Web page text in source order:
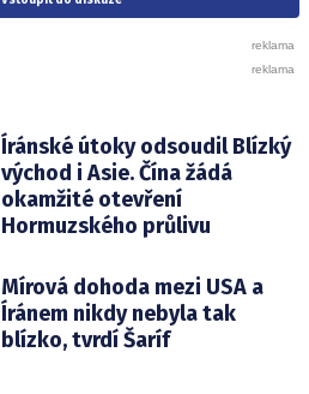
Íránské útoky odsoudil Blízký
východ i Asie. Čína žádá
okamžité otevření
Hormuzského průlivu
Mírová dohoda mezi USA a
Íránem nikdy nebyla tak
blízko, tvrdí Šaríf